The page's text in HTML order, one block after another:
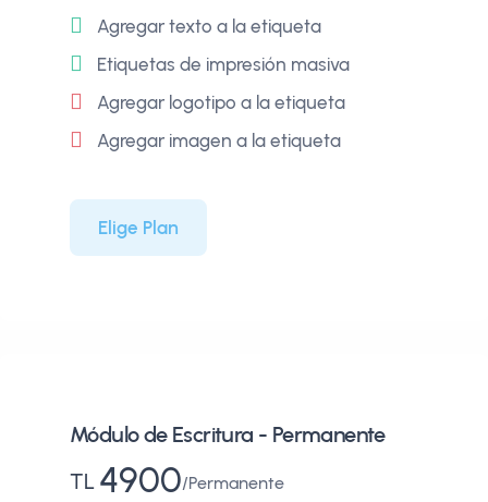
Agregar texto a la etiqueta
Etiquetas de impresión masiva
Agregar logotipo a la etiqueta
Agregar imagen a la etiqueta
Elige Plan
Módulo de Escritura - Permanente
TL 4900 Permanente